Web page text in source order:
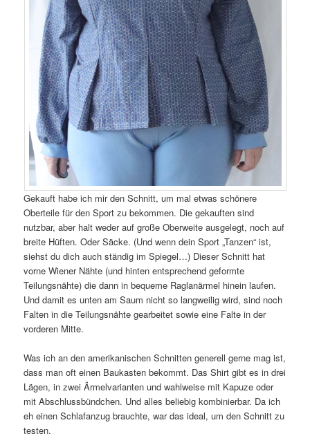
Gekauft habe ich mir den Schnitt, um mal etwas schönere
Oberteile für den Sport zu bekommen. Die gekauften sind
nutzbar, aber halt weder auf große Oberweite ausgelegt, noch auf
breite Hüften. Oder Säcke. (Und wenn dein Sport „Tanzen“ ist,
siehst du dich auch ständig im Spiegel…) Dieser Schnitt hat
vorne Wiener Nähte (und hinten entsprechend geformte
Teilungsnähte) die dann in bequeme Raglanärmel hinein laufen.
Und damit es unten am Saum nicht so langweilig wird, sind noch
Falten in die Teilungsnähte gearbeitet sowie eine Falte in der
vorderen Mitte.
Was ich an den amerikanischen Schnitten generell gerne mag ist,
dass man oft einen Baukasten bekommt. Das Shirt gibt es in drei
Lägen, in zwei Ärmelvarianten und wahlweise mit Kapuze oder
mit Abschlussbündchen. Und alles beliebig kombinierbar. Da ich
eh einen Schlafanzug brauchte, war das ideal, um den Schnitt zu
testen.